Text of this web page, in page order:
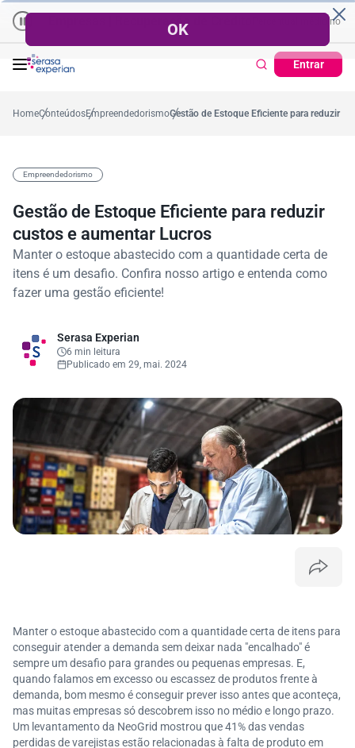
Empresas | Recuperação de Crédito Percentual médio no ano
Entrar
no ano Cartão de Crédito |
HomeConteúdosEmpreendedorismoGestão de Estoque Eficiente para reduzir
Empreendedorismo
Gestão de Estoque Eficiente para reduzir
custos e aumentar Lucros
Manter o estoque abastecido com a quantidade certa de
itens é um desafio. Confira nosso artigo e entenda como
fazer uma gestão eficiente!
Serasa Experian
6 min leitura
Publicado em 29, mai. 2024
Manter o estoque abastecido com a quantidade certa de itens para
conseguir atender a demanda sem deixar nada "encalhado" é
sempre um desafio para grandes ou pequenas empresas. E,
quando falamos em excesso ou escassez de produtos frente à
demanda, bom mesmo é conseguir prever isso antes que aconteça,
mas muitas empresas só descobrem isso no médio e longo prazo.
Um levantamento da NeoGrid mostrou que 41% das vendas
perdidas de varejistas estão relacionadas à falta de produto em